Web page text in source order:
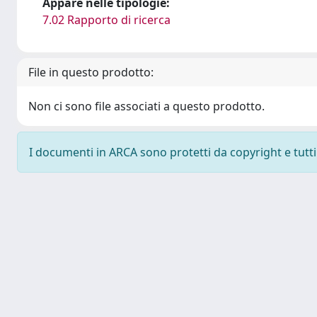
7.02 Rapporto di ricerca
File in questo prodotto:
Non ci sono file associati a questo prodotto.
I documenti in ARCA sono protetti da copyright e